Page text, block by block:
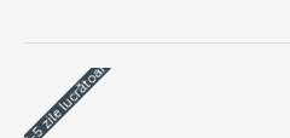
3-5 zile lucrătoare